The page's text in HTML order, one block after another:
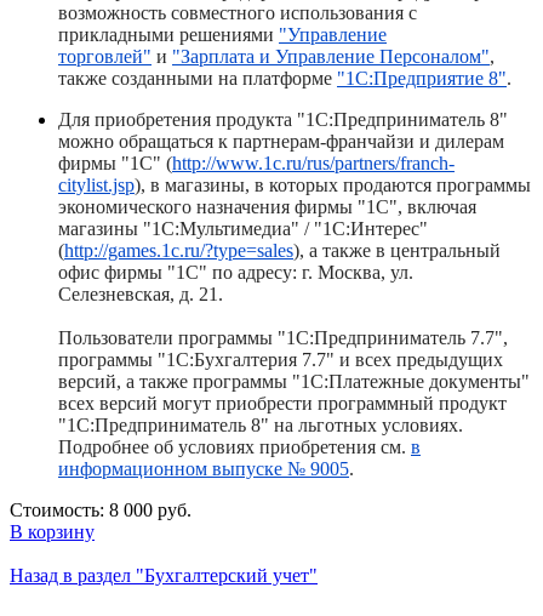
возможность совместного использования с
прикладными решениями "Управление
торговлей" и "Зарплата и Управление Персоналом",
также созданными на платформе "1С:Предприятие 8".
Для приобретения продукта "1С:Предприниматель 8"
можно обращаться к партнерам-франчайзи и дилерам
фирмы "1С" (http://www.1c.ru/rus/partners/franch-
citylist.jsp), в магазины, в которых продаются программы
экономического назначения фирмы "1С", включая
магазины "1С:Мультимедиа" / "1С:Интерес"
(http://games.1c.ru/?type=sales), а также в центральный
офис фирмы "1С" по адресу: г. Москва, ул.
Селезневская, д. 21.
Пользователи программы "1С:Предприниматель 7.7",
программы "1С:Бухгалтерия 7.7" и всех предыдущих
версий, а также программы "1С:Платежные документы"
всех версий могут приобрести программный продукт
"1С:Предприниматель 8" на льготных условиях.
Подробнее об условиях приобретения см. в
информационном выпуске № 9005.
Стоимость: 8 000 руб.
В корзину
Назад в раздел "Бухгалтерский учет"